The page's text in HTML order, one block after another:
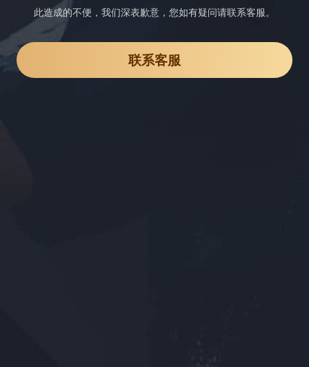
此造成的不便，我们深表歉意，您如有疑问请联系客服。
联系客服